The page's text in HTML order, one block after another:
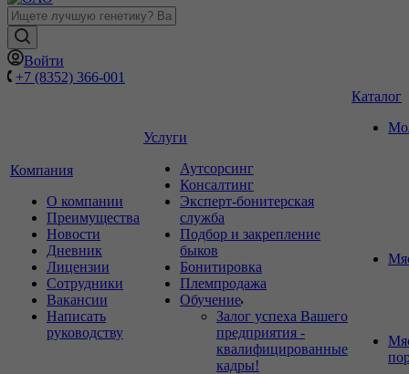
Войти
+7 (8352) 366-001
Компания
О компании
Преимущества
Новости
Дневник
Лицензии
Сотрудники
Вакансии
Написать
руководству
Услуги
Аутсорсинг
Консалтинг
Эксперт-бонитерская
служба
Подбор и закрепление
быков
Бонитировка
Племпродажа
Обучение
Залог успеха Вашего
предприятия -
квалифицированные
кадры!
Каталог